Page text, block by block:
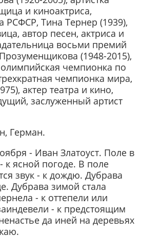
и киноактриса,
РСФСР, Тина Тернер (1939),
автор песен, актриса и
восьми премий
(1948-2015),
олимпийская чемпионка по
чемпионка мира,
актер театра и кино,
заслуженный артист
Герман.
- Иван Златоуст. Поле в
к ясной погоде. В поле
звук - к дождю. Дубрава
Дубрава зимой стала
- к оттепели или
- к предстоящим
да иней на деревьях